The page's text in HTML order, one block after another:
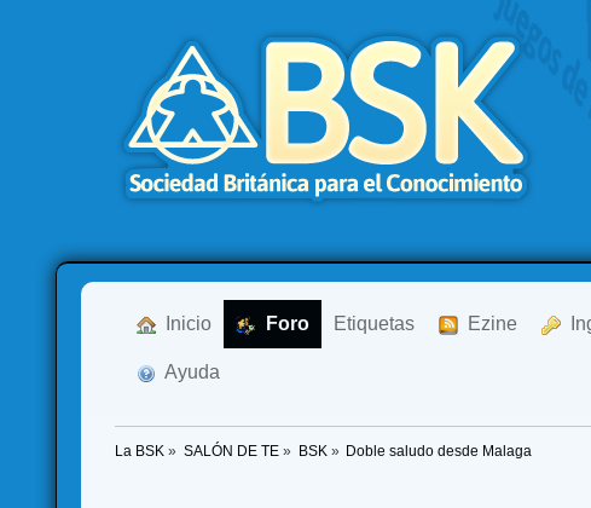
Inicio Foro Etiquetas Ezine
Ayuda
La BSK » SALÓN DE TE » BSK » Doble saludo desde Malaga